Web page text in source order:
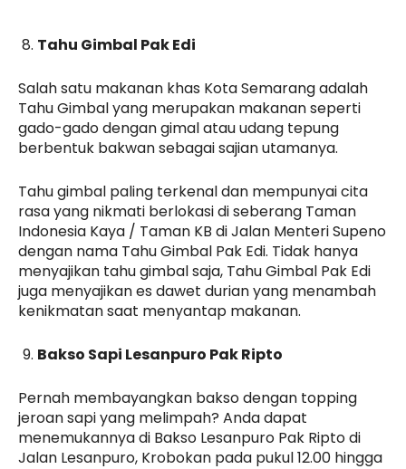
Tahu Gimbal Pak Edi
Salah satu makanan khas Kota Semarang adalah
Tahu Gimbal yang merupakan makanan seperti
gado-gado dengan gimal atau udang tepung
berbentuk bakwan sebagai sajian utamanya.
Tahu gimbal paling terkenal dan mempunyai cita
rasa yang nikmati berlokasi di seberang Taman
Indonesia Kaya / Taman KB di Jalan Menteri Supeno
dengan nama Tahu Gimbal Pak Edi. Tidak hanya
menyajikan tahu gimbal saja, Tahu Gimbal Pak Edi
juga menyajikan es dawet durian yang menambah
kenikmatan saat menyantap makanan.
Bakso Sapi Lesanpuro Pak Ripto
Pernah membayangkan bakso dengan topping
jeroan sapi yang melimpah? Anda dapat
menemukannya di Bakso Lesanpuro Pak Ripto di
Jalan Lesanpuro, Krobokan pada pukul 12.00 hingga